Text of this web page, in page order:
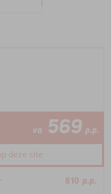
va 569 p.p.
deze site
810 p.p.